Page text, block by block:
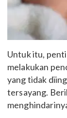
Untuk itu,
melakukan
yang tidak
tersayang.